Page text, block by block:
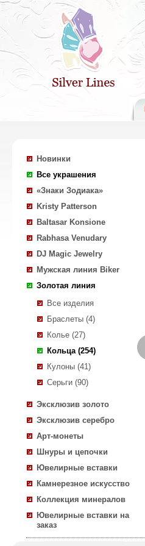
Новинки
Все украшения
«Знаки Зодиака»
Kristy Patterson
Baltasar Konsione
Rabhasa Venudary
DJ Magic Jewelry
Мужская линия Biker
Золотая линия
Все изделия
Браслеты (4)
Колье (27)
Кольца (254)
Кулоны (41)
Серьги (90)
Эксклюзив золото
Эксклюзив серебро
Арт-монеты
Шнуры и цепочки
Ювелирные вставки
Камнерезное искусство
Коллекция минералов
Ювелирные вставки на
заказ